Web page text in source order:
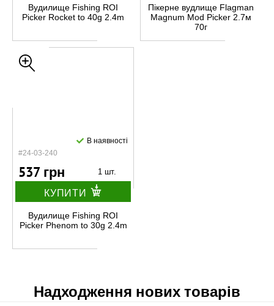
Вудилище Fishing ROI
Picker Rocket to 40g 2.4m
Пікерне вудлище Flagman
Magnum Mod Picker 2.7м
70г
#24-03-240
В наявності
537 грн 1 шт.
КУПИТИ
Вудилище Fishing ROI
Picker Phenom to 30g 2.4m
Надходження нових товарів